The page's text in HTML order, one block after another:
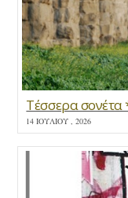
Τέσσερα σονέτα
14 ΙΟΥΛΊΟΥ , 2026